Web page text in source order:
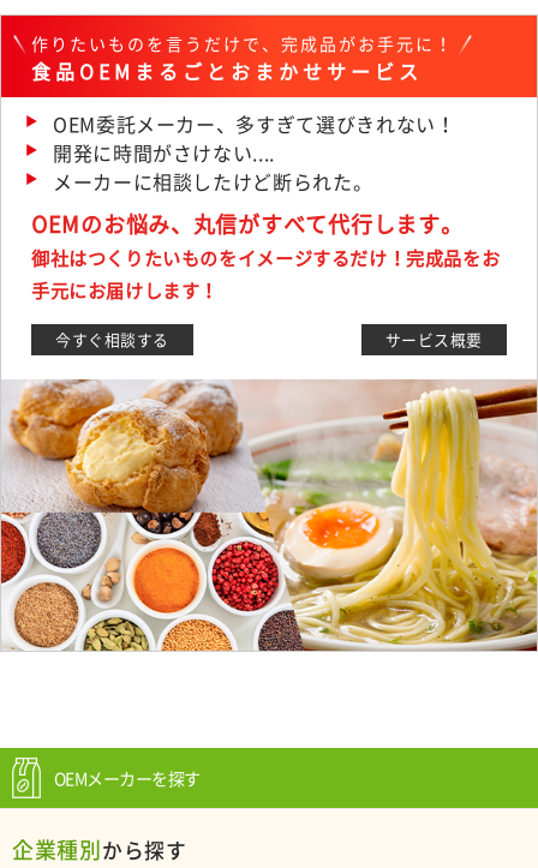
OEMメーカーを探す
企業種別から探す
作りたいものを言うだけで、完成品がお手元に！
食品OEMまるごとおまかせサービス
OEM委託メーカー、多すぎて選びきれない！
開発に時間がさけない....
メーカーに相談したけど断られた。
OEMのお悩み、丸信がすべて代行します。
御社はつくりたいものをイメージするだけ！完成品をお
手元にお届けします！
今すぐ相談する サービス概要